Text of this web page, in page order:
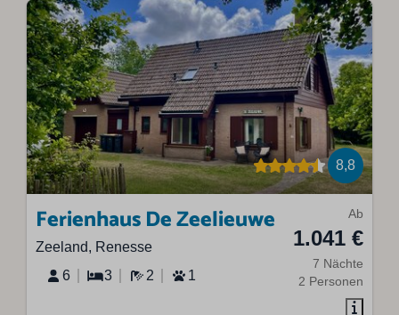
8,8
Ab
1.041 €
7 Nächte
2 Personen
Ferienhaus De Zeelieuwe
Zeeland, Renesse
6
3 2 1